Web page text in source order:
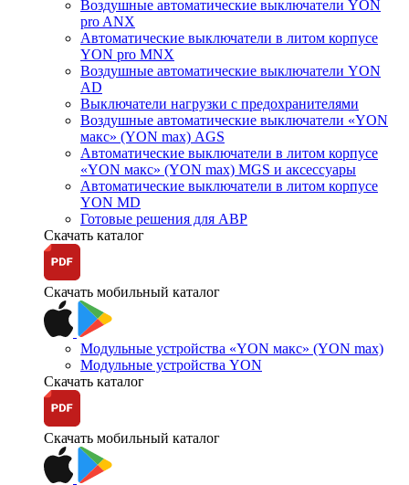
Воздушные автоматические выключатели YON
pro ANX
Автоматические выключатели в литом корпусе
YON pro MNX
Воздушные автоматические выключатели YON
AD
Выключатели нагрузки с предохранителями
Воздушные автоматические выключатели «YON
макс» (YON max) AGS
Автоматические выключатели в литом корпусе
«YON макс» (YON max) MGS и аксессуары
Автоматические выключатели в литом корпусе
YON MD
Готовые решения для АВР
Скачать каталог
Скачать мобильный каталог
Модульные устройства «YON макс» (YON max)
Модульные устройства YON
Скачать каталог
Скачать мобильный каталог